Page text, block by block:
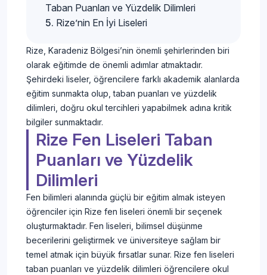
Taban Puanları ve Yüzdelik Dilimleri
Rize’nin En İyi Liseleri
Rize, Karadeniz Bölgesi’nin önemli şehirlerinden biri
olarak eğitimde de önemli adımlar atmaktadır.
Şehirdeki liseler, öğrencilere farklı akademik alanlarda
eğitim sunmakta olup, taban puanları ve yüzdelik
dilimleri, doğru okul tercihleri yapabilmek adına kritik
bilgiler sunmaktadır.
Rize Fen Liseleri Taban
Puanları ve Yüzdelik
Dilimleri
Fen bilimleri alanında güçlü bir eğitim almak isteyen
öğrenciler için Rize fen liseleri önemli bir seçenek
oluşturmaktadır. Fen liseleri, bilimsel düşünme
becerilerini geliştirmek ve üniversiteye sağlam bir
temel atmak için büyük fırsatlar sunar. Rize fen liseleri
taban puanları ve yüzdelik dilimleri öğrencilere okul